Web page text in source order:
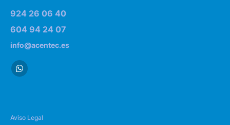
924 26 06 40
604 94 24 07
info@acentec.es
Aviso Legal